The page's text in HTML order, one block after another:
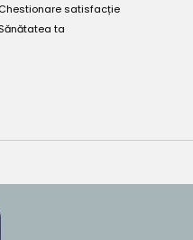
Chestionare satisfacție
Sănătatea ta